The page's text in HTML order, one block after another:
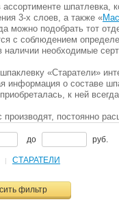
шпатлевка,
3-х слоев, а также «
можно подобрать тот
с соблюдением
необходимые
«Старатели»
информация о составе
к ней
постоянно
до руб.
| СТАРАТЕЛИ
фильтр